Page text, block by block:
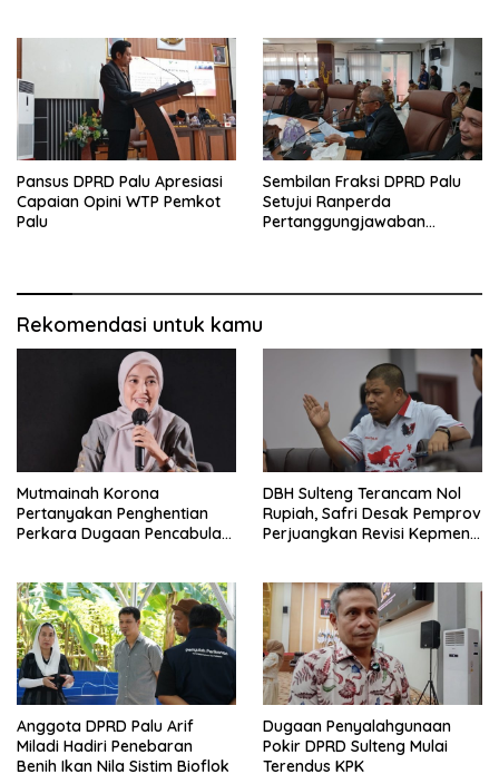
Pansus DPRD Palu Apresiasi
Capaian Opini WTP Pemkot
Palu
Sembilan Fraksi DPRD Palu
Setujui Ranperda
Pertanggungjawaban
Rekomendasi untuk kamu
Mutmainah Korona
Pertanyakan Penghentian
Perkara Dugaan Pencabulan
DBH Sulteng Terancam Nol
Rupiah, Safri Desak Pemprov
Perjuangkan Revisi Kepmen
Anggota DPRD Palu Arif
Miladi Hadiri Penebaran
Benih Ikan Nila Sistim Bioflok
Dugaan Penyalahgunaan
Pokir DPRD Sulteng Mulai
Terendus KPK